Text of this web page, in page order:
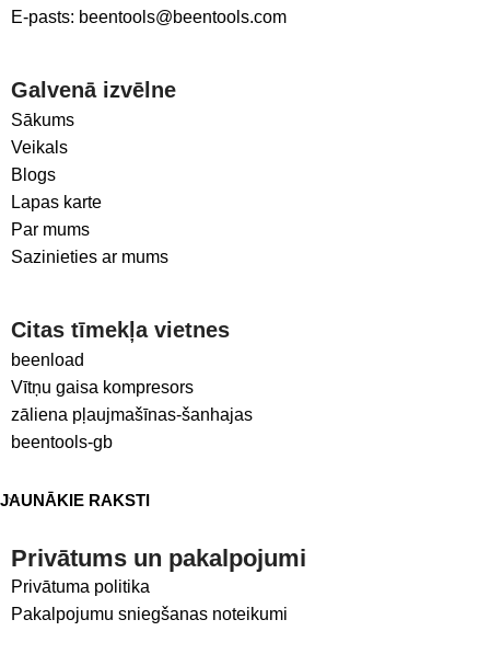
E-pasts: beentools@beentools.com
Galvenā izvēlne
Sākums
Veikals
Blogs
Lapas karte
Par mums
Sazinieties ar mums
Citas tīmekļa vietnes
beenload
Vītņu gaisa kompresors
zāliena pļaujmašīnas-šanhajas
beentools-gb
JAUNĀKIE RAKSTI
Privātums un pakalpojumi
Privātuma politika
Pakalpojumu sniegšanas noteikumi